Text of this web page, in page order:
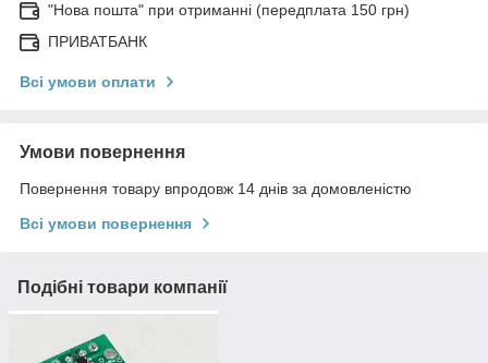
"Нова пошта" при отриманні (передплата 150 грн)
ПРИВАТБАНК
Всі умови оплати
Умови повернення
Повернення товару впродовж 14 днів за домовленістю
Всі умови повернення
Подібні товари компанії